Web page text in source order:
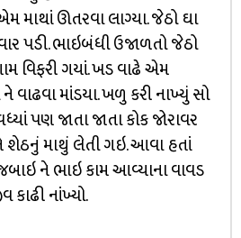
માથાં ઊતરવા લાગ્યા. જેઠો ઘા
પડી. ભાઇબંધી ઉજાળતો જેઠો
વિફરી ગયાં. ખડ વાઢે એમ
માંડયા. ખળુ કરી નાખ્યું સો
પણ જાતા જાતા કોક જોરાવર
શેઠનું માથું લેતી ગઇ. આવા હતાં
ને ભાઇ કામ આવ્યાના વાવડ
કાઢી નાંખ્યો.